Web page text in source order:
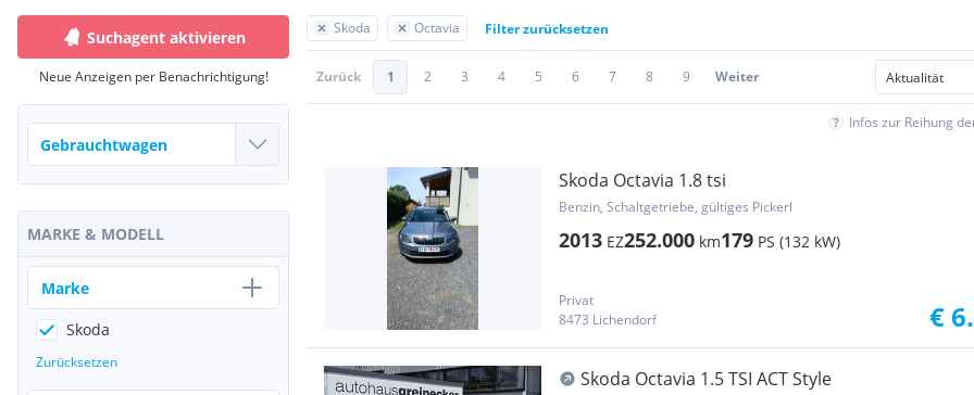
Skoda Octavia Filter zurücksetzen
Zurück 1 2 3 4 5 6 7 8 9 Weiter
Infos zur Reihung
Skoda Octavia 1.8 tsi
Benzin, Schaltgetriebe, gültiges Pickerl
2013 EZ252.000 km179 PS (132 kW)
Privat
8473 Lichendorf
€
Skoda Octavia 1.5 TSI ACT Style
Suchagent aktivieren
Neue Anzeigen per Benachrichtigung!
MARKE & MODELL
Marke
Skoda
Zurücksetzen